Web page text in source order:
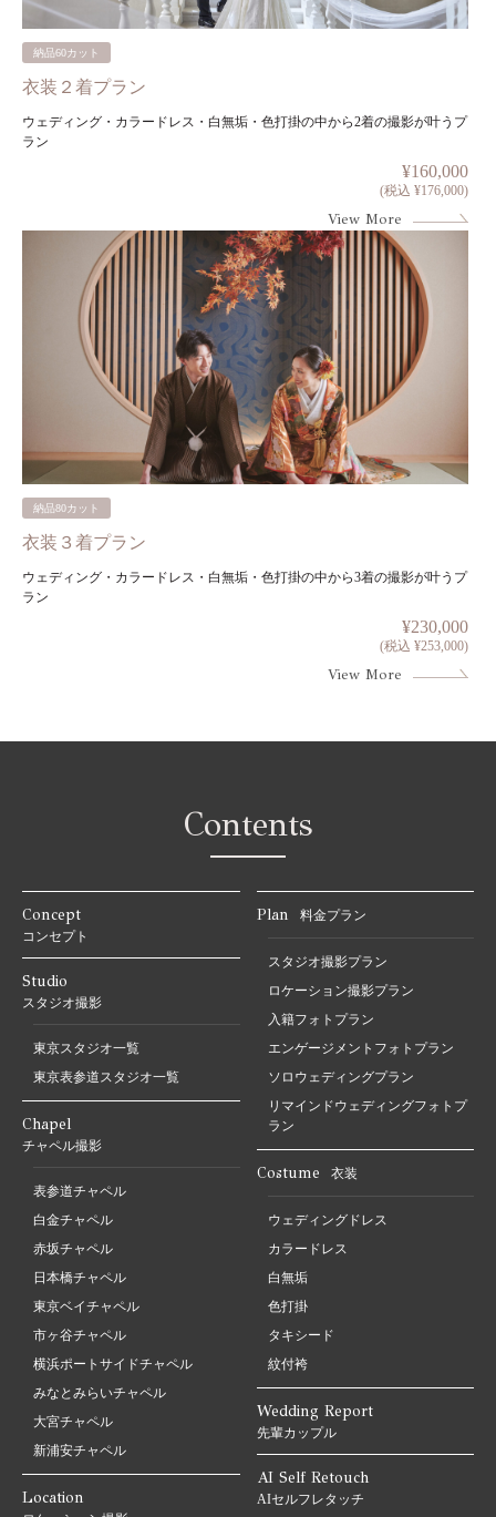
納品60カット
衣装２着プラン
ウェディング・カラードレス・白無垢・色打掛の中から2着の撮影が叶うプ
ラン
¥160,000
(税込 ¥176,000)
View More
納品80カット
衣装３着プラン
ウェディング・カラードレス・白無垢・色打掛の中から3着の撮影が叶うプ
ラン
¥230,000
(税込 ¥253,000)
View More
Contents
Concept
コンセプト
Studio
スタジオ撮影
東京スタジオ一覧
東京表参道スタジオ一覧
Chapel
チャペル撮影
表参道チャペル
白金チャペル
赤坂チャペル
日本橋チャペル
東京ベイチャペル
市ヶ谷チャペル
横浜ポートサイドチャペル
みなとみらいチャペル
大宮チャペル
新浦安チャペル
Location
Plan 料金プラン
スタジオ撮影プラン
ロケーション撮影プラン
入籍フォトプラン
エンゲージメントフォトプラン
ソロウェディングプラン
リマインドウェディングフォトプ
ラン
Costume 衣装
ウェディングドレス
カラードレス
白無垢
色打掛
タキシード
紋付袴
Wedding Report
先輩カップル
AI Self Retouch
AIセルフレタッチ